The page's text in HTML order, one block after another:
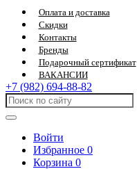
Оплата и доставка
Скидки
Контакты
Бренды
Подарочный сертификат
ВАКАНСИИ
+7 (982) 694-88-82
Войти
Избранное 0
Корзина 0